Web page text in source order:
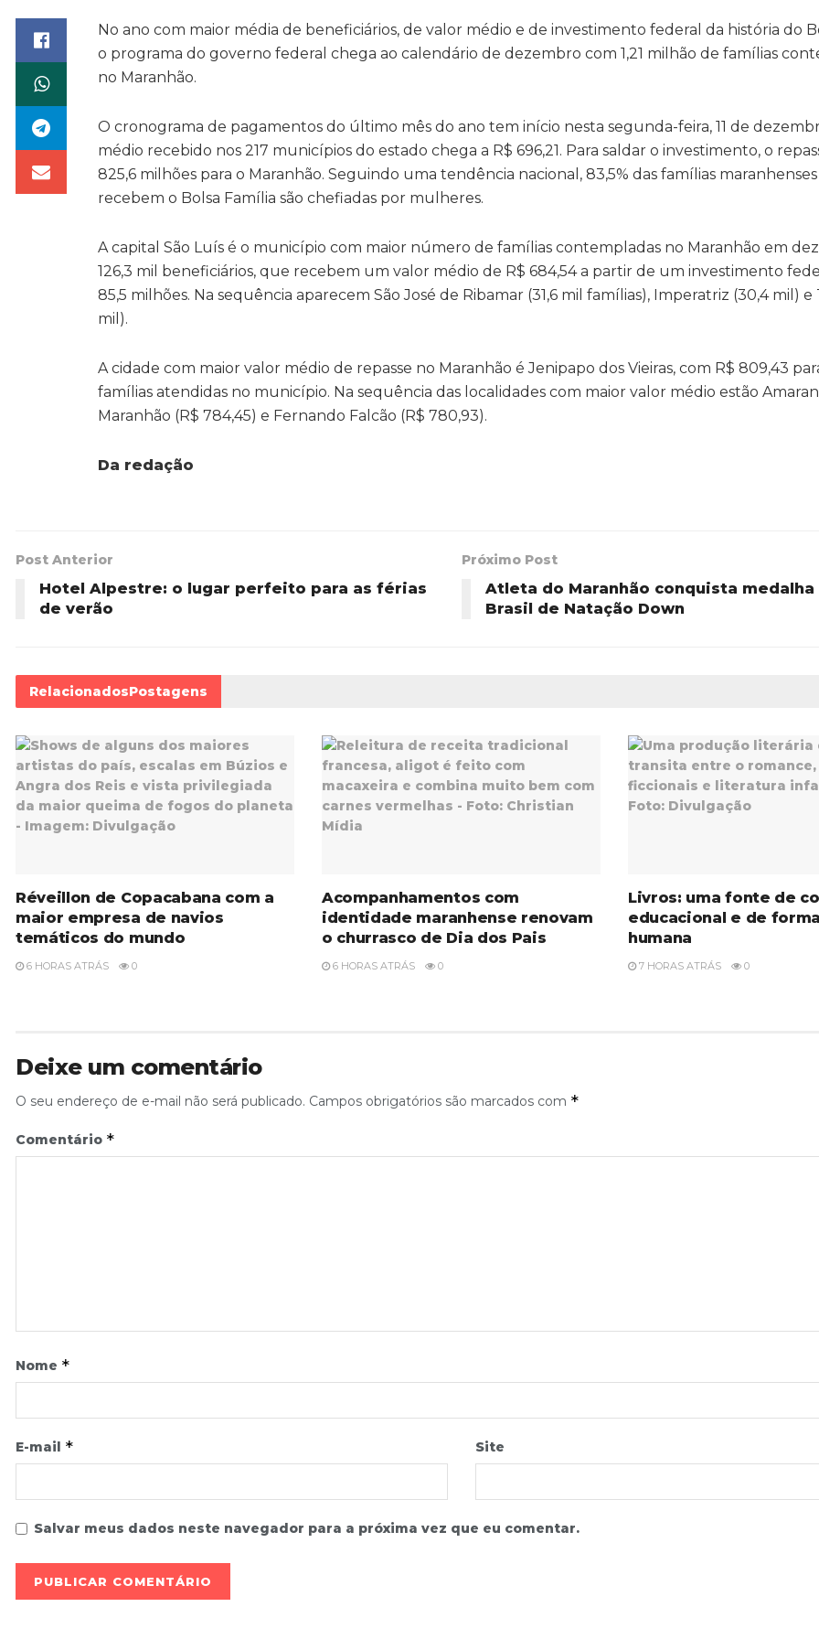
No ano com maior média de beneficiários, de valor médio e de investimento federal da história do
o programa do governo federal chega ao calendário de dezembro com 1,21 milhão de famílias
no Maranhão.
O cronograma de pagamentos do último mês do ano tem início nesta segunda-feira, 11 de
médio recebido nos 217 municípios do estado chega a R$ 696,21. Para saldar o investimento, o
825,6 milhões para o Maranhão. Seguindo uma tendência nacional, 83,5% das famílias
recebem o Bolsa Família são chefiadas por mulheres.
A capital São Luís é o município com maior número de famílias contempladas no Maranhão em
126,3 mil beneficiários, que recebem um valor médio de R$ 684,54 a partir de um investimento
85,5 milhões. Na sequência aparecem São José de Ribamar (31,6 mil famílias), Imperatriz (30,4 mil) e
mil).
A cidade com maior valor médio de repasse no Maranhão é Jenipapo dos Vieiras, com R$ 809,43
famílias atendidas no município. Na sequência das localidades com maior valor médio estão
Maranhão (R$ 784,45) e Fernando Falcão (R$ 780,93).
Da redação
Post Anterior
Hotel Alpestre: o lugar perfeito para as férias
de verão
Próximo Post
Atleta do Maranhão conquista medalha
Brasil de Natação Down
RelacionadosPostagens
Réveillon de Copacabana com a
maior empresa de navios
temáticos do mundo
6 HORAS ATRÁS 0
Acompanhamentos com
identidade maranhense renovam
o churrasco de Dia dos Pais
6 HORAS ATRÁS 0
Livros: uma fonte de
educacional e de
humana
7 HORAS ATRÁS 0
Deixe um comentário
O seu endereço de e-mail não será publicado. Campos obrigatórios são marcados com *
Comentário *
Nome *
E-mail * Site
Salvar meus dados neste navegador para a próxima vez que eu comentar.